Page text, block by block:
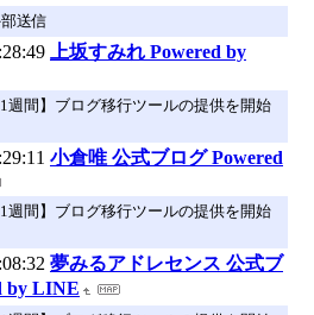
送信
上坂すみれ Powered by
1週間】ブログ移行ツールの提供を開始
小倉唯 公式ブログ Powered
1週間】ブログ移行ツールの提供を開始
夢みるアドレセンス 公式ブ
by LINE